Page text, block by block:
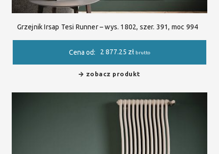
Grzejnik Irsap Tesi Runner – wys. 1802, szer. 391, moc 994
Cena od: 2 877.25 zł brutto
zobacz produkt